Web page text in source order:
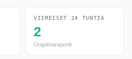
VIIMEISET 24 TUNTIA
2
Ongelmaraportit